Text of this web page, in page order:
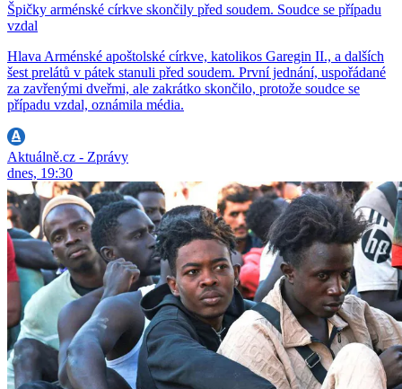
Špičky arménské církve skončily před soudem. Soudce se případu
vzdal
Hlava Arménské apoštolské církve, katolikos Garegin II., a dalších
šest prelátů v pátek stanuli před soudem. První jednání, uspořádané
za zavřenými dveřmi, ale zakrátko skončilo, protože soudce se
případu vzdal, oznámila média.
Aktuálně.cz - Zprávy
dnes, 19:30